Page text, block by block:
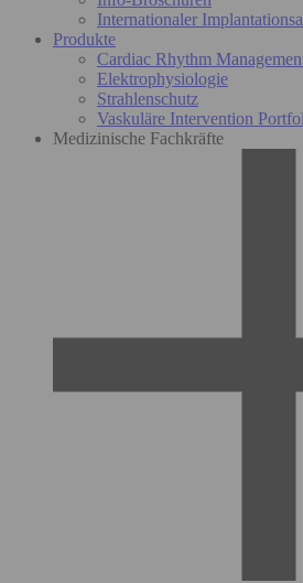
Internationaler
Produkte
Cardiac Rhythm
Elektrophysiologie
Strahlenschutz
Vaskuläre Intervention
Medizinische Fachkräfte